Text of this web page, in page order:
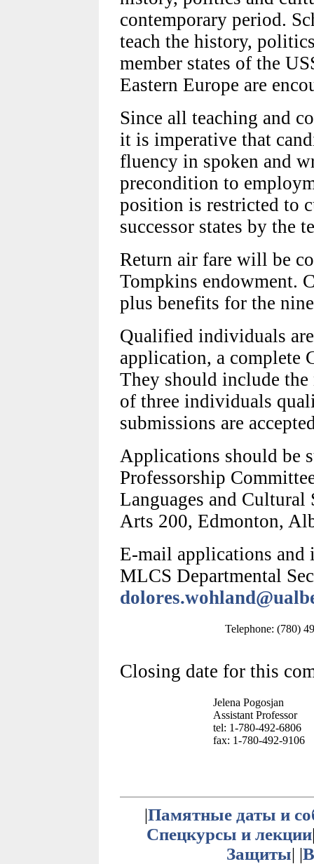
contemporary period.
teach the history,
member states of the
Eastern Europe are
Since all teaching and
it is imperative that
fluency in spoken and
precondition to
position is restricted to
successor states by the
Return air fare will be
Tompkins endowment.
plus benefits for the
Qualified individuals
application, a complete
They should include the
of three individuals
submissions are
Applications should be
Professorship
Languages and
Arts 200, Edmonton,
E-mail applications and
MLCS Departmental
Telephone: (780)
Closing date for this
Jelena Pogosjan
Assistant Professor
tel: 1-780-492-6806
fax: 1-780-492-9106
|Памятные даты и
Спецкурсы и лекции
Защиты| |